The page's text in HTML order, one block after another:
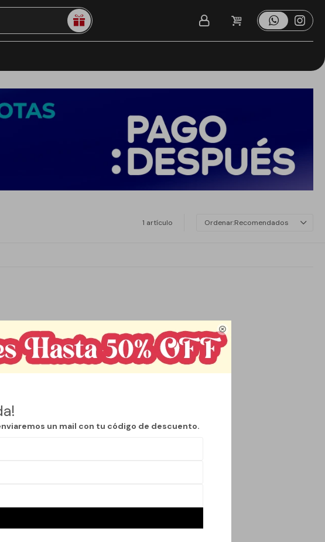

un mail con tu código de descuento.
1 artículo Recomendados